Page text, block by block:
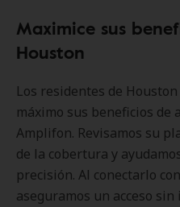
Maximice sus
Houston
Los residentes de
máximo sus beneficios de
Amplifon. Revisamos su
de la cobertura y
precisión. Al conectarlo
aseguramos un acceso